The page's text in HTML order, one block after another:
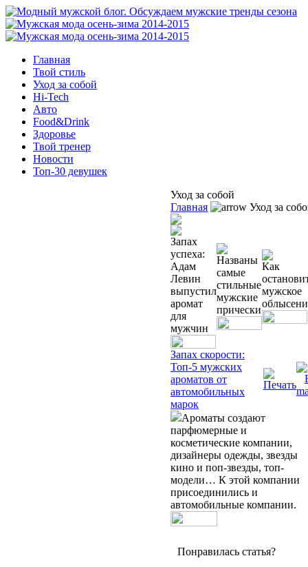
Главная
Твой стиль
Уход за собой
Hi-Tech
Авто
Food&Drink
Здоровье
Твой тренер
Новости
Топ-30 девушек
Уход за собой
Главная
Уход за
Запах
успеха:
Адам
Левин
выпустил
аромат
для
мужчин
Названы
самые
стильные
мужские
прически
Как
мужское
Запах скорости:
Топ-5 мужских
ароматов от
автомобильных
марок
Ароматы создают
парфюмерные и
косметические компании,
дизайнеры одежды, звезды
кино и поп-звезды, топ-
модели… К этой компании
присоединились и
автомобильные компании.
Понравилась статья?